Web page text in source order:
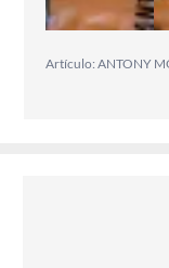
Artículo: ANTONY